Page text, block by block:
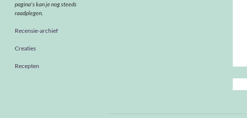
pagina's kan je nog steeds
raadplegen.
Recensie-archief
Creaties
Recepten